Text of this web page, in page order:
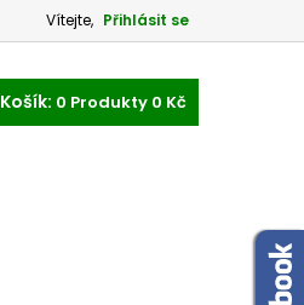
Vítejte, Přihlásit se
Košík: 0 Produkty 0 Kč